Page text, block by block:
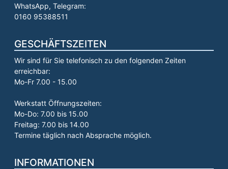
WhatsApp, Telegram:
0160 95388511
GESCHÄFTSZEITEN
Wir sind für Sie telefonisch zu den folgenden Zeiten
erreichbar:
Mo-Fr 7.00 - 15.00
Werkstatt Öffnungszeiten:
Mo-Do: 7.00 bis 15.00
Freitag: 7.00 bis 14.00
Termine täglich nach Absprache möglich.
INFORMATIONEN